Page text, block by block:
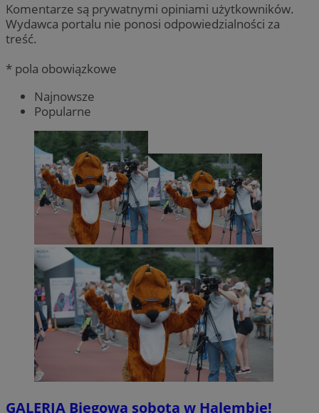
Komentarze są prywatnymi opiniami użytkowników.
Wydawca portalu nie ponosi odpowiedzialności za
treść.
* pola obowiązkowe
Najnowsze
Popularne
GALERIA Biegowa sobota w Halembie!